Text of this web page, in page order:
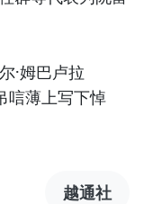
·姆巴卢拉
薄上写下悼
越通社